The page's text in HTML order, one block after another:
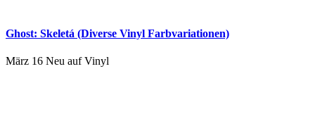
Ghost: Skeletá (Diverse Vinyl Farbvariationen)
März 16 Neu auf Vinyl